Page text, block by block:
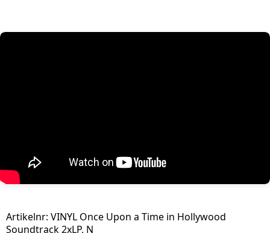
Artikelnr: VINYL Once Upon a Time in Hollywood
Soundtrack 2xLP, N